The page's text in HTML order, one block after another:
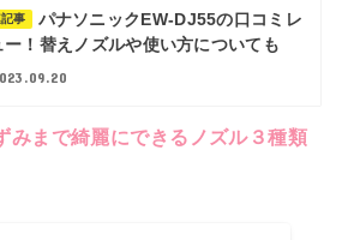
事
パナソニックEW-DJ55の口コミレ
ー！替えノズルや使い方についても
まで綺麗にできるノズル３種類